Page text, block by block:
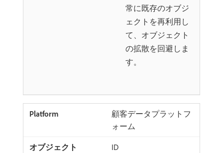
常に既存のオブジ
ェクトを再利用し
て、オブジェクト
の拡散を回避しま
す。
顧客データプラットフ
ォーム
ID